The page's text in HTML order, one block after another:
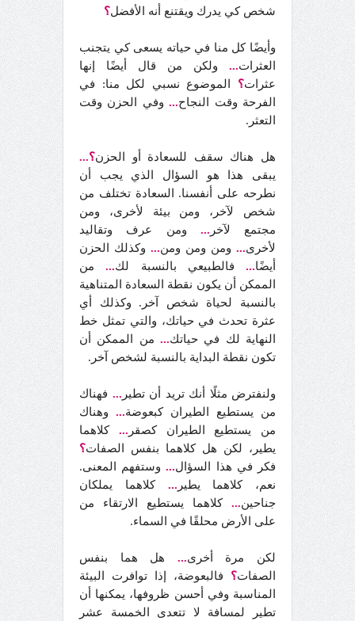
شخص كي يدرك ويقتنع أنه الأفضل؟
وأيضًا كل منا في حياته يسعى كي يتجنب
العثرات... ولكن من قال أيضًا إنها
عثرات؟
الموضوع نسبي لكل منا: في
الفرحة وقت النجاح...وفي الحزن وقت
التعثر.
هل هناك سقف للسعادة أو الحزن؟...
يبقى هذا هو السؤال الذي يجب أن
نطرحه على أنفسنا. السعادة تختلف من
شخص لآخر، ومن بيئة لأخرى، ومن
مجتمع لآخر ... ومن عرف وتقاليد
لأخرى... ومن ومن ومن... وكذلك الحزن
أيضًا... فالطبيعي بالنسبة لك...من
الممكن أن يكون نقطة السعادة المتناهية
بالنسبة لحياة شخص آخر. وكذلك أي
عثرة تحدث في حياتك، والتي تمثل خط
النهاية لك في حياتك... من الممكن أن
تكون نقطة البداية بالنسبة لشخص آخر.
ولنفترض مثلًا أنك تريد أن تطير ... فهناك
من يستطيع الطيران كبعوضة... وهناك
من يستطيع الطيران كصقر ... كلاهما
يطير، لكن هل كلاهما بنفس الصفات؟
فكر في هذا السؤال...وستفهم المعنى.
نعم، كلاهما يطير ... كلاهما يملكان
جناحين... كلاهما يستطيع الارتقاء من
على الأرض محلقًا في السماء.
لكن مرة أخرى... هل هما بنفس
الصفات؟ فالبعوضة، إذا توافرت البيئة
المناسبة وفي أحسن ظروفها، يمكنها أن
تطير لمسافة لا تتعدى الخمسة عشر